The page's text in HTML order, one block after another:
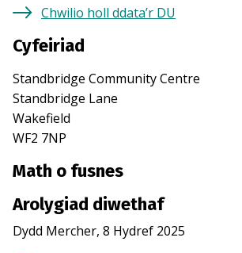
Chwilio holl ddata’r DU
Cyfeiriad
Standbridge Community Centre
Standbridge Lane
Wakefield
WF2 7NP
Math o fusnes
Arolygiad diwethaf
Dydd Mercher, 8 Hydref 2025